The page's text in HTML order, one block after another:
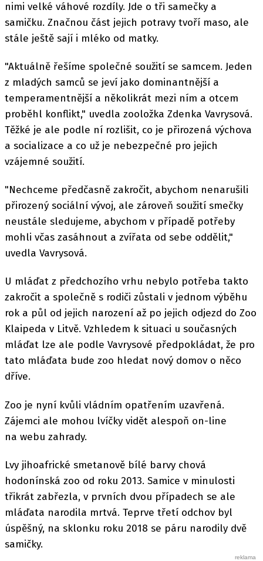
nimi velké váhové rozdíly. Jde o tři samečky a
samičku. Značnou část jejich potravy tvoří maso, ale
stále ještě sají i mléko od matky.
"Aktuálně řešíme společné soužití se samcem. Jeden
z mladých samců se jeví jako dominantnější a
temperamentnější a několikrát mezi ním a otcem
proběhl konflikt," uvedla zooložka Zdenka Vavrysová.
Těžké je ale podle ní rozlišit, co je přirozená výchova
a socializace a co už je nebezpečné pro jejich
vzájemné soužití.
"Nechceme předčasně zakročit, abychom nenarušili
přirozený sociální vývoj, ale zároveň soužití smečky
neustále sledujeme, abychom v případě potřeby
mohli včas zasáhnout a zvířata od sebe oddělit,"
uvedla Vavrysová.
U mláďat z předchozího vrhu nebylo potřeba takto
zakročit a společně s rodiči zůstali v jednom výběhu
rok a půl od jejich narození až po jejich odjezd do Zoo
Klaipeda v Litvě. Vzhledem k situaci u současných
mláďat lze ale podle Vavrysové předpokládat, že pro
tato mláďata bude zoo hledat nový domov o něco
dříve.
Zoo je nyní kvůli vládním opatřením uzavřená.
Zájemci ale mohou lvíčky vidět alespoň on-line
na webu zahrady.
Lvy jihoafrické smetanově bílé barvy chová
hodonínská zoo od roku 2013. Samice v minulosti
třikrát zabřezla, v prvních dvou případech se ale
mláďata narodila mrtvá. Teprve třetí odchov byl
úspěšný, na sklonku roku 2018 se páru narodily dvě
samičky.